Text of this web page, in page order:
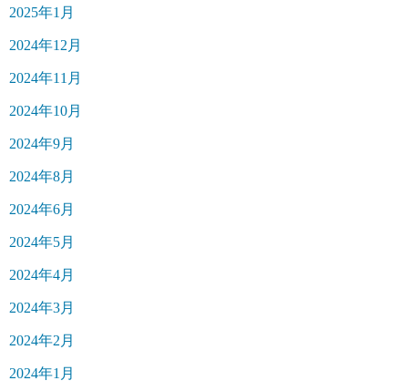
2025年1月
2024年12月
2024年11月
2024年10月
2024年9月
2024年8月
2024年6月
2024年5月
2024年4月
2024年3月
2024年2月
2024年1月